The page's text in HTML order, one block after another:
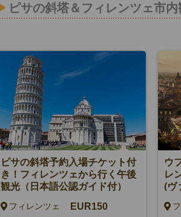
ピサの斜塔＆フィレンツェ市内
ピサの斜塔予約入場チケット付
き！フィレンツェから行く午後
観光（日本語公認ガイド付）
フィレンツェ EUR150
ウ
レ
(ヴ